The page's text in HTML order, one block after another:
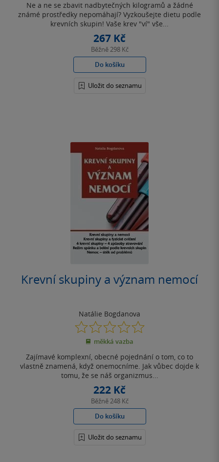
Ne a ne se zbavit nadbytečných kilogramů a žádné
známé prostředky nepomáhají? Vyzkoušejte dietu podle
krevních skupin! Vaše krev "ví" vše...
267 Kč
Běžně298 Kč
Do košíku
Uložit do seznamu
Krevní skupiny a význam nemocí
Natálie Bogdanova
0.0
z
5
měkká vazba
Zajímavé komplexní, obecné pojednání o tom, co to
vlastně znamená, když onemocníme. Jak vůbec dojde k
tomu, že se náš organizmus...
222 Kč
Běžně248 Kč
Do košíku
Uložit do seznamu